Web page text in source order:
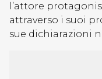
l’attore
attraverso i suoi
sue dichiarazioni